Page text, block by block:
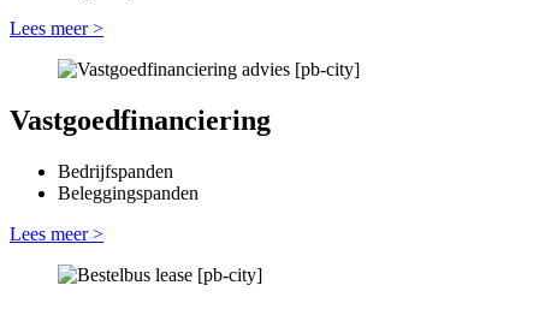
Lees meer >
Vastgoedfinanciering
Bedrijfspanden
Beleggingspanden
Lees meer >